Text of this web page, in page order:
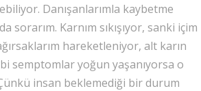
Danışanlarımla kaybetme
Karnım sıkışıyor, sanki içim
hareketleniyor, alt karın
semptomlar yoğun yaşanıyorsa o
insan beklemediği bir durum